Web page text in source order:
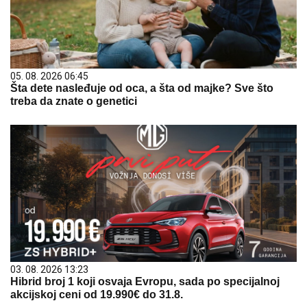
05. 08. 2026 06:45
Šta dete nasleđuje od oca, a šta od majke? Sve što
treba da znate o genetici
03. 08. 2026 13:23
Hibrid broj 1 koji osvaja Evropu, sada po specijalnoj
akcijskoj ceni od 19.990€ do 31.8.